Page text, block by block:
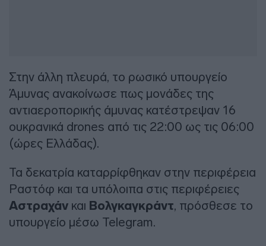
Στην άλλη πλευρά, το ρωσικό υπουργείο
Άμυνας ανακοίνωσε πως μονάδες της
αντιαεροπορικής άμυνας κατέστρεψαν 16
ουκρανικά drones από τις 22:00 ως τις 06:00
(ώρες Ελλάδας).
Τα δεκατρία καταρρίφθηκαν στην περιφέρεια
Ραστόφ και τα υπόλοιπα στις περιφέρειες
Αστραχάν και Βολγκαγκράντ, πρόσθεσε το
υπουργείο μέσω Telegram.